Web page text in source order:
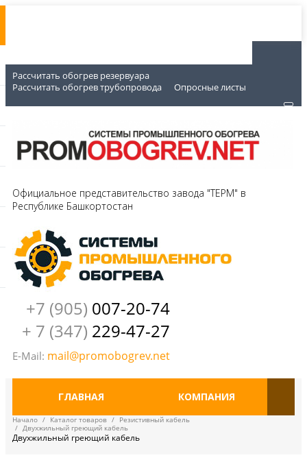
Рассчитать обогрев резервуара
Рассчитать обогрев трубопровода
Опросные листы
Официальное представительство завода "ТЕРМ" в
Республике Башкортостан
+7 (905) 007-20-74
+ 7 (347) 229-47-27
E-Mail: mail@promobogrev.net
ГЛАВНАЯ КОМПАНИЯ
Начало / Каталог товаров /
Резистивный кабель
/ Двухжильный греющий кабель
Двухжильный греющий кабель